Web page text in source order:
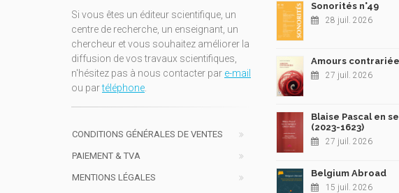
Si vous êtes un éditeur scientifique, un
centre de recherche, un enseignant, un
chercheur et vous souhaitez améliorer la
diffusion de vos travaux scientifiques,
n'hésitez pas à nous contacter par e-mail
ou partéléphone.
CONDITIONS GÉNÉRALES DE VENTES
PAIEMENT & TVA
MENTIONS LÉGALES
Sonorités n°49
28 juil. 2026
Amours
27 juil. 2026
Blaise Pascal en
(2023-1623)
27 juil. 2026
Belgium Abroad
15 juil. 2026